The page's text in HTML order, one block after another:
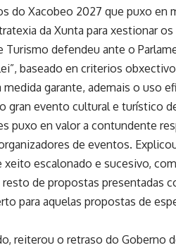
do Xacobeo 2027 que puxo en
da Xunta para xestionar
Turismo defendeu ante o
baseado en criterios
medida garante, ademais o uso
gran evento cultural e turístico
puxo en valor a contundente
de eventos.
xeito escalonado e sucesivo,
de propostas presentadas
para aquelas propostas de
reiterou o retraso do Goberno